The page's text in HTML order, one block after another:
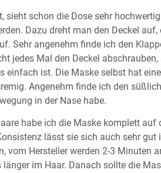
sieht schon die Dose sehr
Dazu dreht man den Deckel
Sehr angenehm finde ich den
jedes Mal den Deckel
einfach ist. Die Maske selbst hat
Angenehm finde ich den
in der Nase habe.
habe ich die Maske komplett
lässt sie sich auch sehr gut
vom Hersteller werden 2-3 Minuten
im Haar. Danach sollte die